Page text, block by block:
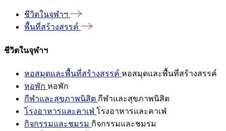
ชีวิตในจุฬาฯ
พื้นที่สร้างสรรค์
ชีวิตในจุฬาฯ
หอสมุดและพื้นที่สร้างสรรค์ หอสมุดและพื้นที่สร้างสรรค์
หอพัก หอพัก
กีฬาและสุขภาพนิสิต กีฬาและสุขภาพนิสิต
โรงอาหารและคาเฟ่ โรงอาหารและคาเฟ่
กิจกรรมและชมรม กิจกรรมและชมรม